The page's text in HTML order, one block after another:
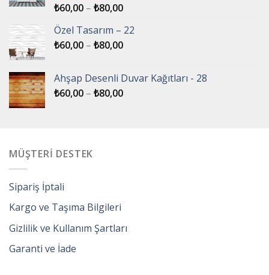
5 üzerinden
aldı
₺60,00 – ₺80,00
Özel Tasarım – 22
₺60,00 – ₺80,00
Ahşap Desenli Duvar Kağıtları - 28
₺60,00 – ₺80,00
MÜŞTERİ DESTEK
Sipariş İptali
Kargo ve Taşıma Bilgileri
Gizlilik ve Kullanım Şartları
Garanti ve İade